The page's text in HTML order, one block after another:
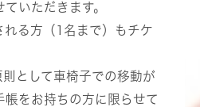
いただきます。
れる方（1名まで）もチケ
として車椅子での移動が
帳をお持ちの方に限らせて